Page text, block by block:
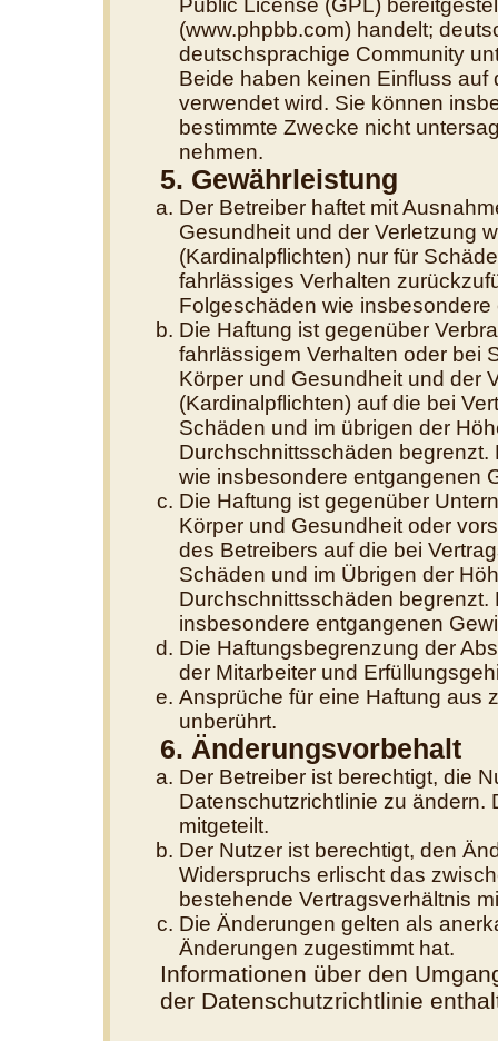
Public License (GPL)
(www.phpbb.com) handelt;
deutschsprachige Community
Beide haben keinen Einfluss auf
verwendet wird. Sie können
bestimmte Zwecke nicht
nehmen.
5. Gewährleistung
Der Betreiber haftet mit
Gesundheit und der Verletzung
(Kardinalpflichten) nur für
fahrlässiges Verhalten
Folgeschäden wie
Die Haftung ist gegenüber
fahrlässigem Verhalten oder bei
Körper und Gesundheit und der
(Kardinalpflichten) auf die bei
Schäden und im übrigen der
Durchschnittsschäden
wie insbesondere entgangenen
Die Haftung ist gegenüber
Körper und Gesundheit oder
des Betreibers auf die bei
Schäden und im Übrigen der
Durchschnittsschäden
insbesondere entgangenen
Die Haftungsbegrenzung der
der Mitarbeiter und
Ansprüche für eine Haftung aus
unberührt.
6. Änderungsvorbehalt
Der Betreiber ist berechtigt, die
Datenschutzrichtlinie zu ändern.
mitgeteilt.
Der Nutzer ist berechtigt, den
Widerspruchs erlischt das
bestehende Vertragsverhältnis
Die Änderungen gelten als
Änderungen zugestimmt hat.
Informationen über den
der Datenschutzrichtlinie